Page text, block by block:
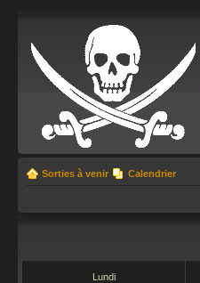
Sorties à venir Calendrier
Lundi